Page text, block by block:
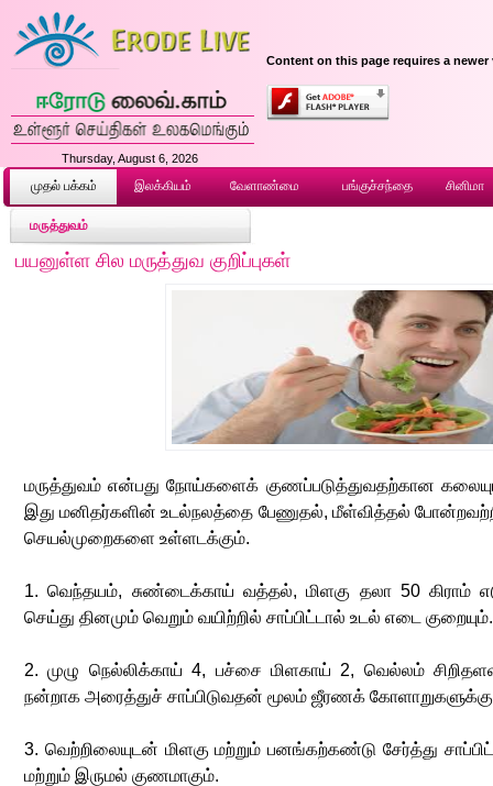
Thursday, August 6, 2026
Content on this page requires a
முதல் ப‌க்க‌ம் இலக்கியம் வேளாண்மை பங்குச்சந்தை சினிமா
மருத்துவம்
பயனுள்ள சில மருத்துவ குறிப்புகள்
மருத்துவம் என்பது நோய்களைக் குணப்படுத்துவதற்கான
இது மனிதர்களின் உடல்நலத்தை பேணுதல், மீள்வித்தல்
செயல்முறைகளை உள்ளடக்கும்.
1. வெந்தயம், சுண்டைக்காய் வத்தல், மிளகு தலா 50 கிராம்
செய்து தினமும் வெறும் வயிற்றில் சாப்பிட்டால் உடல் எடை குறையும்.
2. முழு நெல்லிக்காய் 4, பச்சை மிளகாய் 2, வெல்லம்
நன்றாக அரைத்துச் சாப்பிடுவதன் மூலம் ஜீரணக்
3. வெற்றிலையுடன் மிளகு மற்றும் பனங்கற்கண்டு சேர்த்து
மற்றும் இருமல் குணமாகும்.